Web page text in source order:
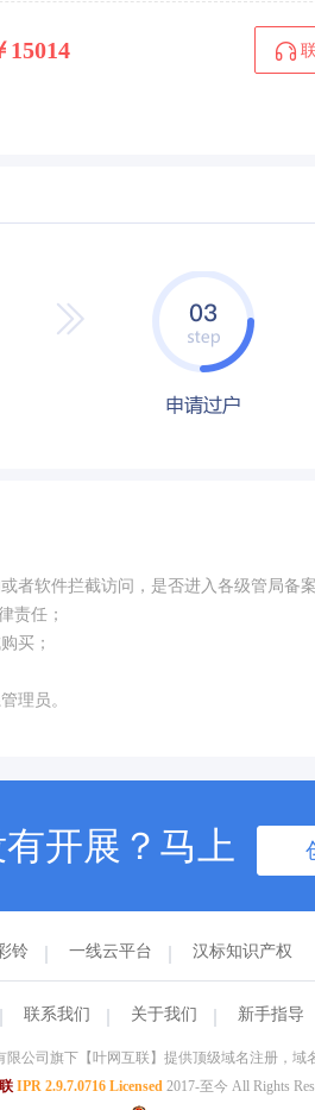
15014
者软件拦截访问，是否进入各级管局备
责任；
买；
理员。
开展？马上
铃 一线云平台 汉标知识产权
联系我们 关于我们 新手指导
公司旗下【叶网互联】提供顶级域名注册，域
IPR 2.9.7.0716 Licensed2017-至今 All Rights